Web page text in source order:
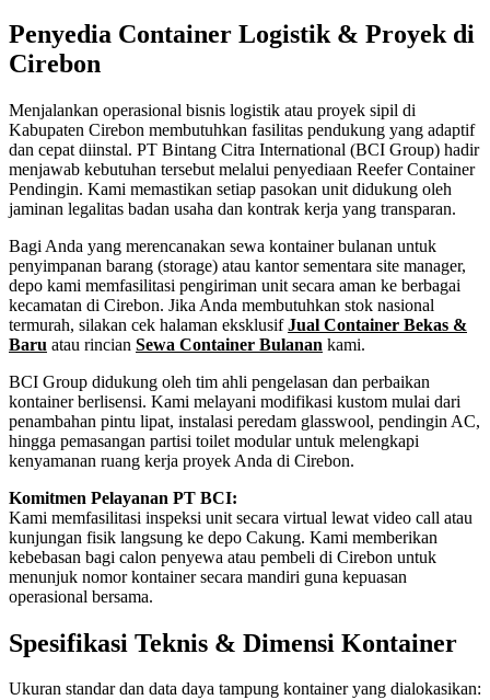
Penyedia Container Logistik & Proyek di
Cirebon
Menjalankan operasional bisnis logistik atau proyek sipil di
Kabupaten Cirebon membutuhkan fasilitas pendukung yang adaptif
dan cepat diinstal. PT Bintang Citra International (BCI Group) hadir
menjawab kebutuhan tersebut melalui penyediaan Reefer Container
Pendingin. Kami memastikan setiap pasokan unit didukung oleh
jaminan legalitas badan usaha dan kontrak kerja yang transparan.
Bagi Anda yang merencanakan sewa kontainer bulanan untuk
penyimpanan barang (storage) atau kantor sementara site manager,
depo kami memfasilitasi pengiriman unit secara aman ke berbagai
kecamatan di Cirebon. Jika Anda membutuhkan stok nasional
termurah, silakan cek halaman eksklusifJual Container Bekas &
Baru atau rincian Sewa Container Bulanan kami.
BCI Group didukung oleh tim ahli pengelasan dan perbaikan
kontainer berlisensi. Kami melayani modifikasi kustom mulai dari
penambahan pintu lipat, instalasi peredam glasswool, pendingin AC,
hingga pemasangan partisi toilet modular untuk melengkapi
kenyamanan ruang kerja proyek Anda di Cirebon.
Komitmen Pelayanan PT BCI:
Kami memfasilitasi inspeksi unit secara virtual lewat video call atau
kunjungan fisik langsung ke depo Cakung. Kami memberikan
kebebasan bagi calon penyewa atau pembeli di Cirebon untuk
menunjuk nomor kontainer secara mandiri guna kepuasan
operasional bersama.
Spesifikasi Teknis & Dimensi Kontainer
Ukuran standar dan data daya tampung kontainer yang dialokasikan: